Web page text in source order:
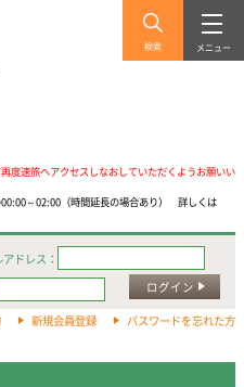
検索 メニュー
度速旅へアクセスしなおしていただくようお願いい
～02:00（時間延長の場合あり） 詳しくは
アドレス：
ログイン
新規会員登録 パスワードを忘れた方